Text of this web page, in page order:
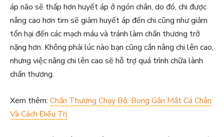
áp não sẽ thấp hơn huyết áp ở ngón chân, do đó, chi được
nâng cao hơn tim sẽ giảm huyết áp đến chi cũng như giảm
tổn hại đến các mạch máu và tránh làm chấn thương trở
nặng hơn. Không phải lúc nào bạn cũng cần nâng chi lên cao,
nhưng việc nâng chi lên cao sẽ hỗ trợ quá trình chữa lành
chấn thương.
Xem thêm: Chấn Thương Chạy Bộ: Bong Gân Mắt Cá Chân
Và Cách Điều Trị